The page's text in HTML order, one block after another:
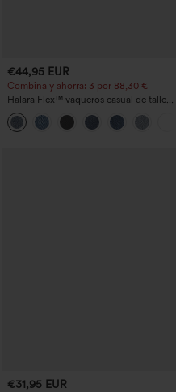
€44,95 EUR
Combina y ahorra: 3 por 88,30 €
Halara Flex™ vaqueros casual de talle
alto con bolsillos, estilo baggy de pierna
ancha, efecto lavado
€31,95 EUR